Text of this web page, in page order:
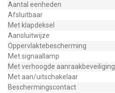
Aantal eenheden
Afsluitbaar
Met klapdeksel
Aansluitwijze
Oppervlaktebescherming
Met signaallamp
Met verhoogde aanraakbeveiliging
Met aan/uitschakelaar
Beschermingscontact